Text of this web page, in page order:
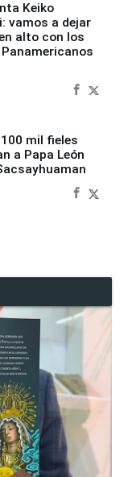
Keiko
vamos a dejar
alto con los
mil fieles
a Papa León